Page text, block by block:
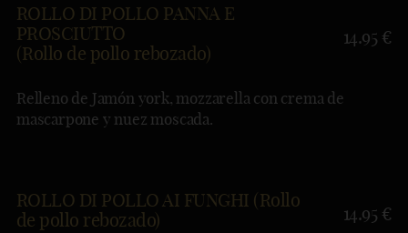
ROLLO DI POLLO PANNA E
PROSCIUTTO
(Rollo de pollo rebozado)
14.95 €
Relleno de Jamón york, mozzarella con crema de
mascarpone y nuez moscada.
ROLLO DI POLLO AI FUNGHI (Rollo
de pollo rebozado)
14.95 €